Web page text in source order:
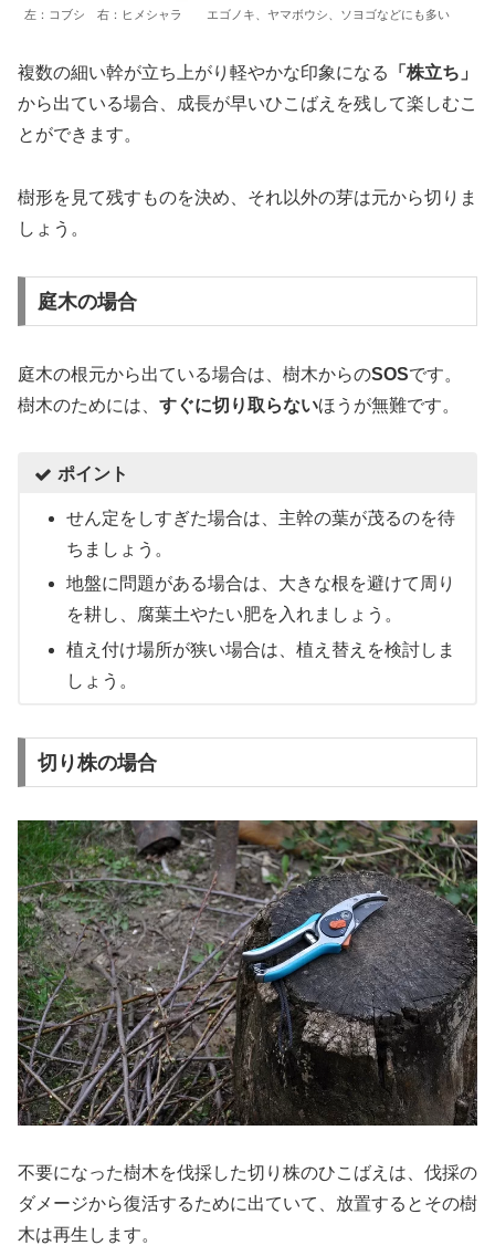
左：コブシ 右：ヒメシャラ エゴノキ、ヤマボウシ、ソヨゴなどにも多い
複数の細い幹が立ち上がり軽やかな印象になる
「株立ち」
から出ている場合、成長が早いひこばえを残して楽しむこ
とができます。
樹形を見て残すものを決め、それ以外の芽は元から切りま
しょう。
庭木の場合
庭木の根元から出ている場合は、樹木からのSOSです。
樹木のためには、 すぐに切り取らないほうが無難です。
ポイント
せん定をしすぎた場合は、主幹の葉が茂るのを待
ちましょう。
地盤に問題がある場合は、大きな根を避けて周り
を耕し、腐葉土やたい肥を入れましょう。
植え付け場所が狭い場合は、植え替えを検討しま
しょう。
切り株の場合
不要になった樹木を伐採した切り株のひこばえは、伐採の
ダメージから復活するために出ていて、放置するとその樹
木は再生します。